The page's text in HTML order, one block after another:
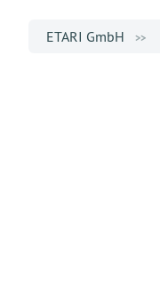
ETARI GmbH